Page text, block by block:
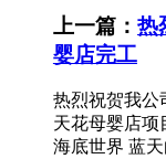
上一篇： 热
婴店完工
热烈祝贺我公
天花母婴店项
海底世界 蓝